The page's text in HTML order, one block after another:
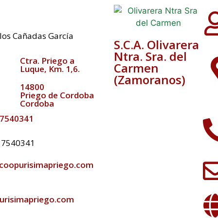
Cañadas García
Ctra. Priego a
Luque, Km. 1,6.
14800
Priego de Cordoba
Cordoba
S.C.A. Olivarera
Ntra. Sra. del
Carmen
(Zamoranos)